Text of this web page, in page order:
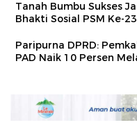
Tanah Bumbu Sukses
Bhakti Sosial PSM Ke-
Paripurna DPRD:
PAD Naik 10 Persen